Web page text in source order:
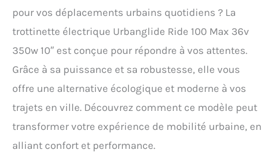
pour vos déplacements urbains quotidiens ? La
trottinette électrique Urbanglide Ride 100 Max 36v
350w 10″ est conçue pour répondre à vos attentes.
Grâce à sa puissance et sa robustesse, elle vous
offre une alternative écologique et moderne à vos
trajets en ville. Découvrez comment ce modèle peut
transformer votre expérience de mobilité urbaine, en
alliant confort et performance.